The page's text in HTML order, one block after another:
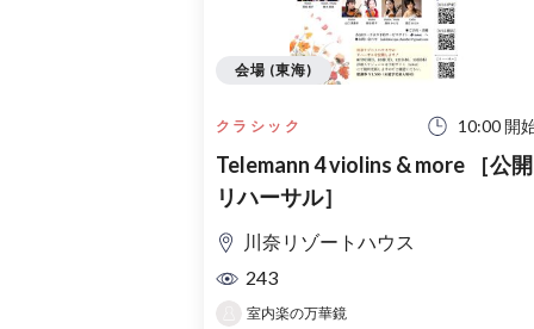
クラシック 10:00 開
Telemann 4 violins & more ［公開
リハーサル］
川奈リゾートハウス
243
室内楽の万華鏡
会場 (東海)